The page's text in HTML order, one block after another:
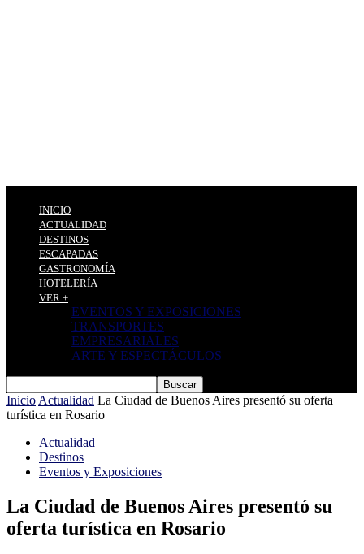
INICIO
ACTUALIDAD
DESTINOS
ESCAPADAS
GASTRONOMÍA
HOTELERÍA
VER +
EVENTOS Y EXPOSICIONES
TRANSPORTES
EMPRESARIALES
ARTE Y ESPECTÁCULOS
Inicio Actualidad La Ciudad de Buenos Aires presentó su oferta
turística en Rosario
Actualidad
Destinos
Eventos y Exposiciones
La Ciudad de Buenos Aires presentó su
oferta turística en Rosario